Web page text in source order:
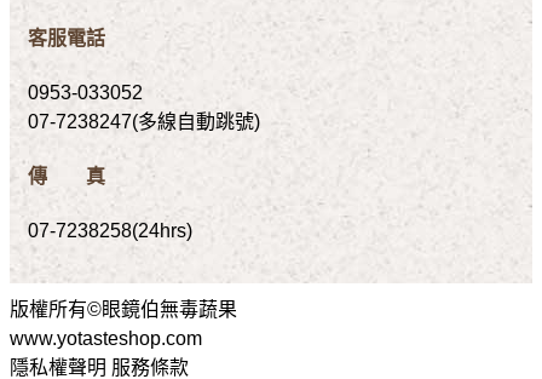
客服電話
0953-033052
07-7238247(多線自動跳號)
傳 真
07-7238258(24hrs)
版權所有©眼鏡伯無毒蔬果
www.yotasteshop.com
隱私權聲明 服務條款